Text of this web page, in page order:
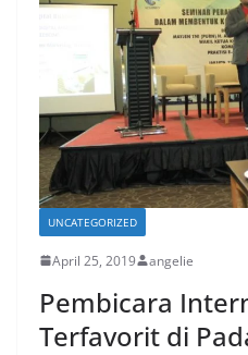
UNCATEGORIZED
April 25, 2019 angelie
Pembicara
Terfavorit di